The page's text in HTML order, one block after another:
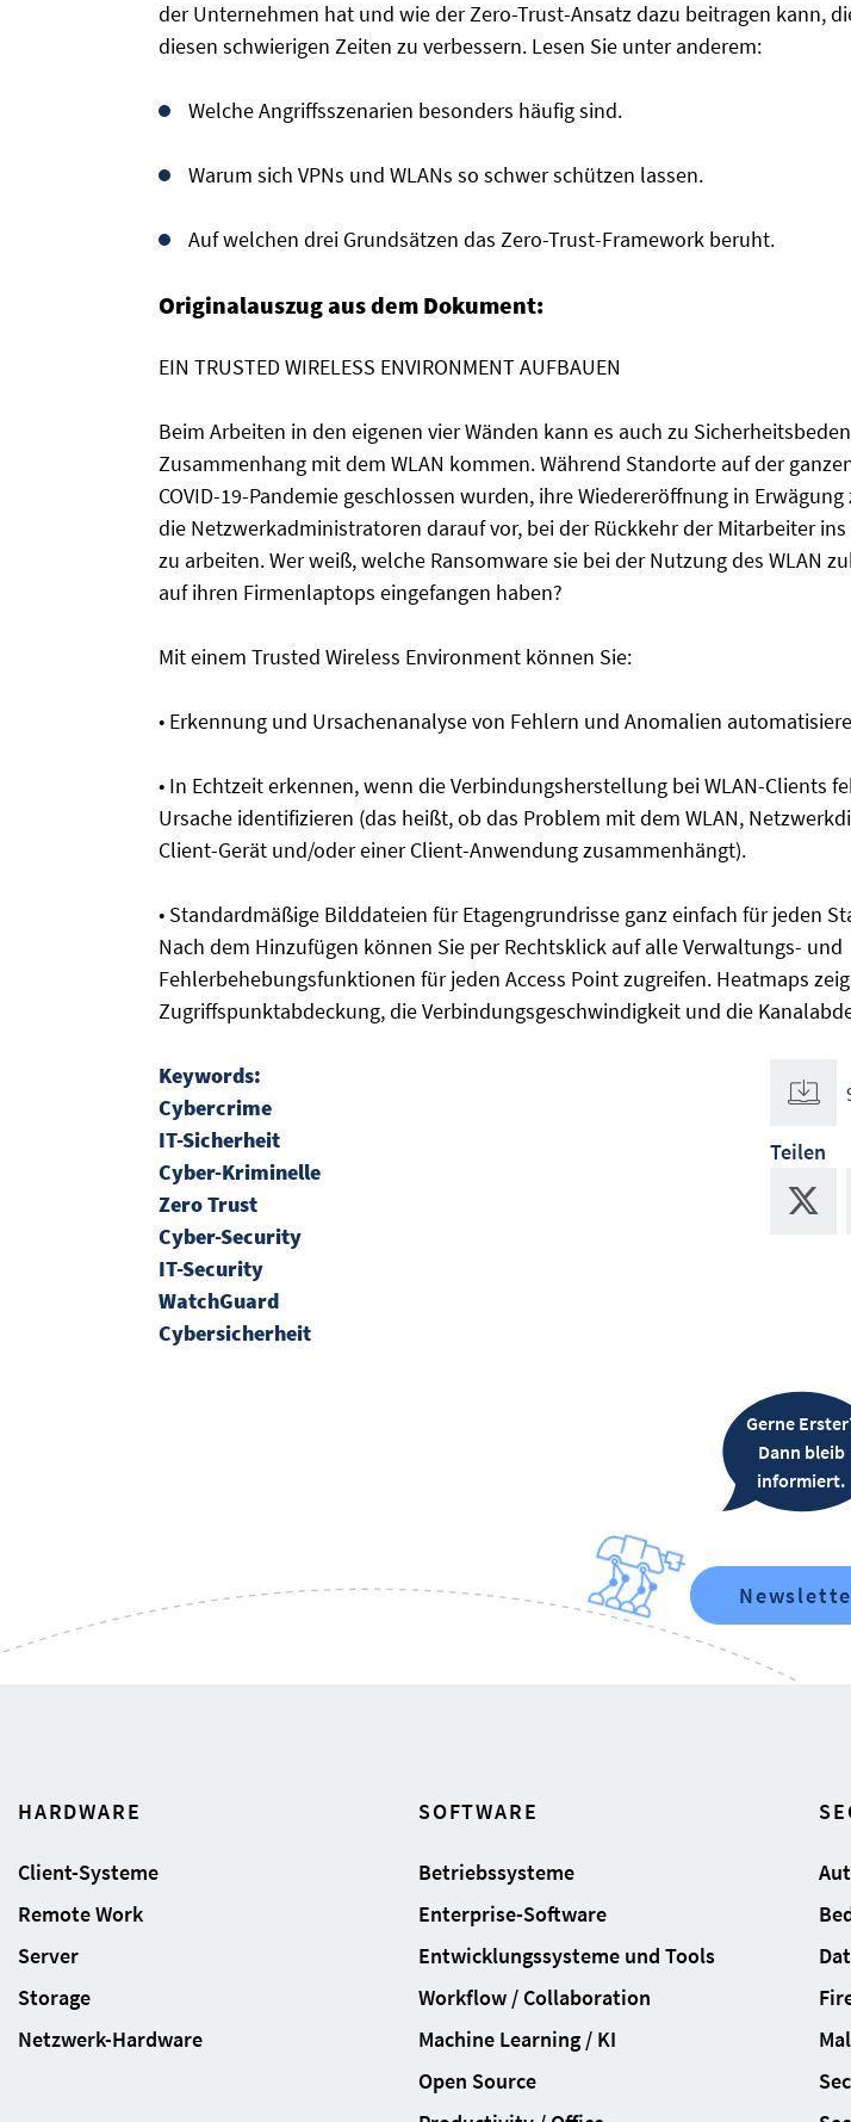
der Unternehmen hat und wie der Zero-Trust-Ansatz dazu beitragen kann,
diesen schwierigen Zeiten zu verbessern. Lesen Sie unter anderem:
Welche Angriffsszenarien besonders häufig sind.
Warum sich VPNs und WLANs so schwer schützen lassen.
Auf welchen drei Grundsätzen das Zero-Trust-Framework beruht.
Originalauszug aus dem Dokument:
EIN TRUSTED WIRELESS ENVIRONMENT AUFBAUEN
Beim Arbeiten in den eigenen vier Wänden kann es auch zu
Zusammenhang mit dem WLAN kommen. Während Standorte auf der
COVID-19-Pandemie geschlossen wurden, ihre Wiedereröffnung in
die Netzwerkadministratoren darauf vor, bei der Rückkehr der Mitarbeiter
zu arbeiten. Wer weiß, welche Ransomware sie bei der Nutzung des WLAN
auf ihren Firmenlaptops eingefangen haben?
Mit einem Trusted Wireless Environment können Sie:
• Erkennung und Ursachenanalyse von Fehlern und Anomalien
• In Echtzeit erkennen, wenn die Verbindungsherstellung bei WLAN-Clients
Ursache identifizieren (das heißt, ob das Problem mit dem WLAN,
Client-Gerät und/oder einer Client-Anwendung zusammenhängt).
• Standardmäßige Bilddateien für Etagengrundrisse ganz einfach für jeden
Nach dem Hinzufügen können Sie per Rechtsklick auf alle Verwaltungs- und
Fehlerbehebungsfunktionen für jeden Access Point zugreifen. Heatmaps
Zugriffspunktabdeckung, die Verbindungsgeschwindigkeit und die
Keywords:
Cybercrime
IT-Sicherheit
Cyber-Kriminelle
Zero Trust
Cyber-Security
IT-Security
WatchGuard
Cybersicherheit
Teilen
Gerne
Dann bleib
informiert.
HARDWARE
Client-Systeme
Remote Work
Server
Storage
Netzwerk-Hardware
SOFTWARE
Betriebssysteme
Enterprise-Software
Entwicklungssysteme und Tools
Workflow / Collaboration
Machine Learning / KI
Open Source